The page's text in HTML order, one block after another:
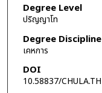
Degree Level
ปริญญาโท
Degree Discipline
เคหการ
DOI
10.58837/